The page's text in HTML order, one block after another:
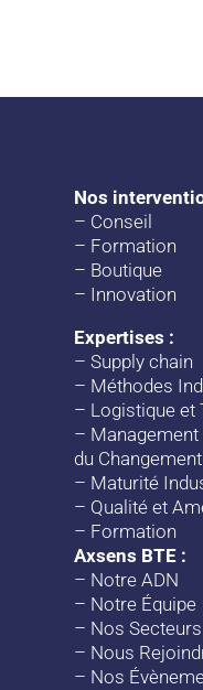
Nos
– Conseil
– Formation
– Boutique
– Innovation
Expertises :
–Supply chain
– Méthodes
– Logistique et
–
du Changement
– Maturité
– Qualité et
– Formation
Axsens BTE :
– Notre ADN
– Notre Équipe
– Nos
– Nous
– Nos